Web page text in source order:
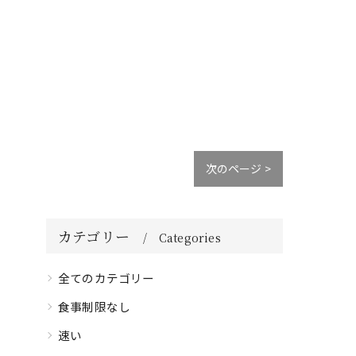
次のページ >
カテゴリー Categories
全てのカテゴリー
食事制限なし
速い